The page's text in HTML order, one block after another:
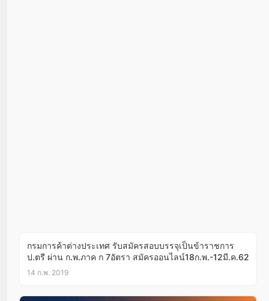
กรมการค้าต่างประเทศ รับสมัครสอบบรรจุเป็นข้าราชการ
ป.ตรี ผ่าน ก.พ.ภาค ก 7อัตรา สมัครออนไลน์18ก.พ.-12มี.ค.62
14 ก.พ. 2019